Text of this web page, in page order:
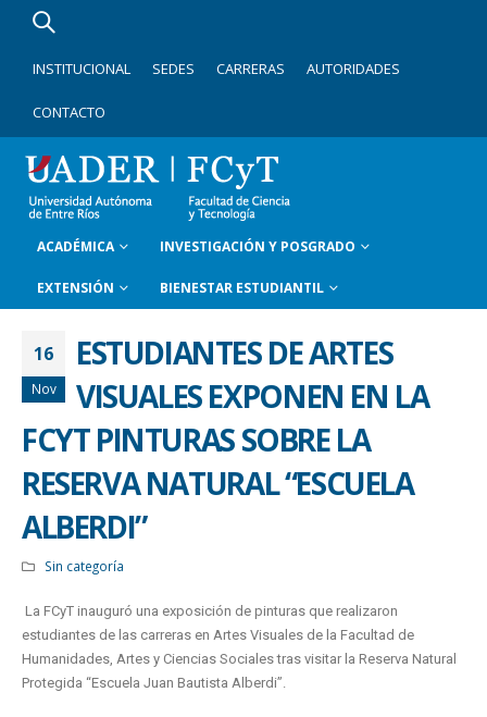
INSTITUCIONAL SEDES CARRERAS AUTORIDADES
CONTACTO
ACADÉMICA INVESTIGACIÓN Y POSGRADO
EXTENSIÓN BIENESTAR ESTUDIANTIL
16
Nov
ESTUDIANTES DE ARTES
VISUALES EXPONEN EN LA
FCYT PINTURAS SOBRE LA
RESERVA NATURAL “ESCUELA
ALBERDI”
Sin categoría
La FCyT inauguró una exposición de pinturas que realizaron
estudiantes de las carreras en Artes Visuales de la Facultad de
Humanidades, Artes y Ciencias Sociales tras visitar la Reserva Natural
Protegida “Escuela Juan Bautista Alberdi”.